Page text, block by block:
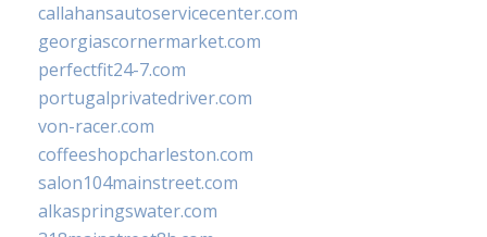
callahansautoservicecenter.com
georgiascornermarket.com
perfectfit24-7.com
portugalprivatedriver.com
von-racer.com
coffeeshopcharleston.com
salon104mainstreet.com
alkaspringswater.com